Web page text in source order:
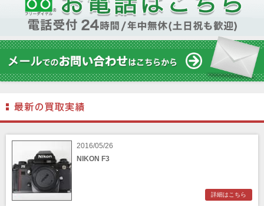
2016/05/26
NIKON F3
詳細はこちら